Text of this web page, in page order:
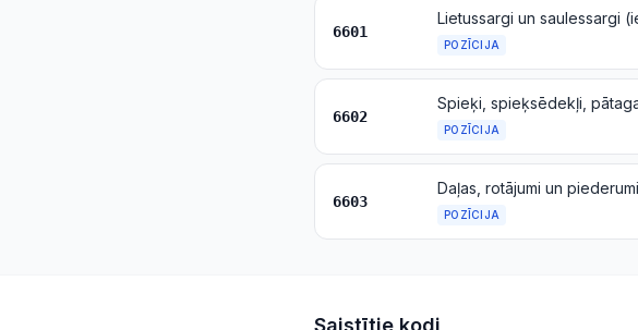
6601
POZĪCIJA
6602
Spieķi, spieķsēdekļi,
POZĪCIJA
6603
Daļas, rotājumi un
POZĪCIJA
Saistītie kodi